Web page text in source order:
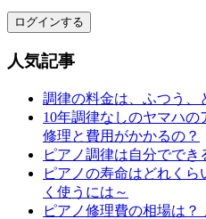
ログインする
人気記事
調律の料金は、ふつう、
10年調律なしのヤマハ
修理と費用がかかるの？
ピアノ調律は自分ででき
ピアノの寿命はどれく
く使うには～
ピアノ修理費の相場は